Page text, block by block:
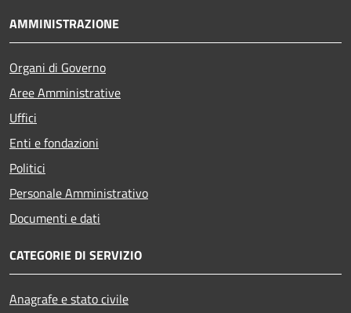
AMMINISTRAZIONE
Organi di Governo
Aree Amministrative
Uffici
Enti e fondazioni
Politici
Personale Amministrativo
Documenti e dati
CATEGORIE DI SERVIZIO
Anagrafe e stato civile